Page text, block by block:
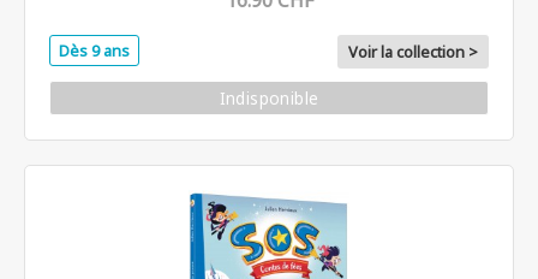
Dès 9 ans Voir la collection >
Indisponible